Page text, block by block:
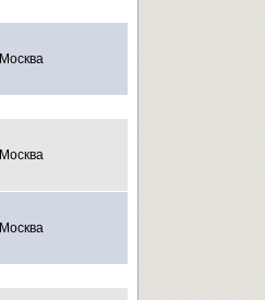
Москва
Москва
Москва